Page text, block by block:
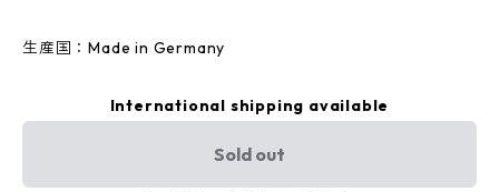
生産国：Made in Germany
International shipping available
Sold out